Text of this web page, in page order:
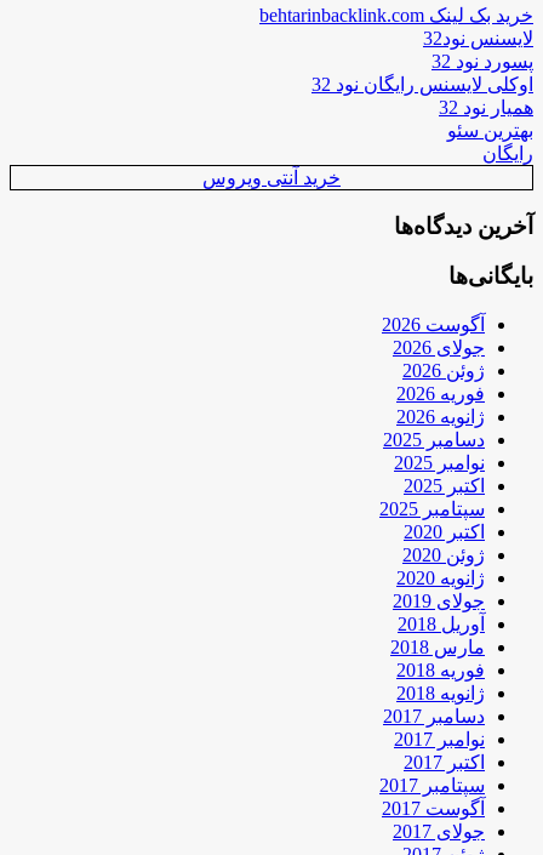
خرید بک لینک behtarinbacklink.com
لایسنس نود32
پسورد نود 32
اوکلی لایسنس رایگان نود 32
همیار نود 32
بهترین سئو
رایگان
خرید آنتی ویروس
آخرین دیدگاه‌ها
بایگانی‌ها
آگوست 2026
جولای 2026
ژوئن 2026
فوریه 2026
ژانویه 2026
دسامبر 2025
نوامبر 2025
اکتبر 2025
سپتامبر 2025
اکتبر 2020
ژوئن 2020
ژانویه 2020
جولای 2019
آوریل 2018
مارس 2018
فوریه 2018
ژانویه 2018
دسامبر 2017
نوامبر 2017
اکتبر 2017
سپتامبر 2017
آگوست 2017
جولای 2017